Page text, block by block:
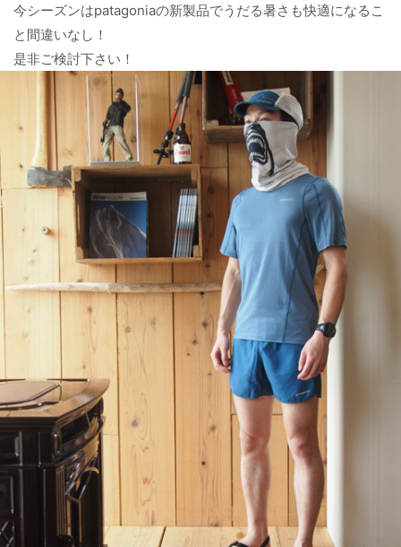
今シーズンはpatagoniaの新製品でうだる暑さも快適になるこ
と間違いなし！
是非ご検討下さい！